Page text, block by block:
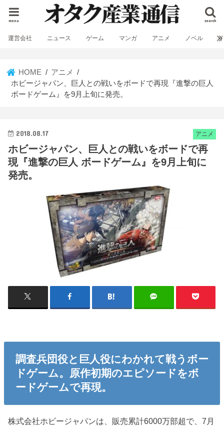
search
menu
運営会社 ニュース ゲーム マンガ アニメ ノベル
HOME
アニメ
ホビージャパン、巨人との戦いをボードで再現『進撃の巨人
ボードゲーム』を9月上旬に発売。
アニメ
2018.08.17
ホビージャパン、巨人との戦いをボードで再
現『進撃の巨人 ボードゲーム』を9月上旬に
発売。
調査兵団役と巨人役にわかれて戦うボー
ドゲーム。原作初期のエピソードをボ
ードゲームで再現。
株式会社ホビージャパンは、販売累計6000万部超で、7月